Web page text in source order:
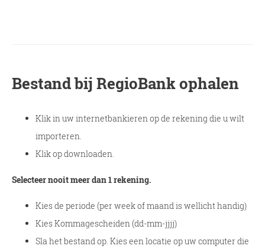
Bestand bij RegioBank ophalen
Klik in uw internetbankieren op de rekening die u wilt
importeren.
Klik op downloaden.
Selecteer nooit meer dan 1 rekening.
Kies de periode (per week of maand is wellicht handig)
Kies Kommagescheiden (dd-mm-jjjj)
Sla het bestand op. Kies een locatie op uw computer die